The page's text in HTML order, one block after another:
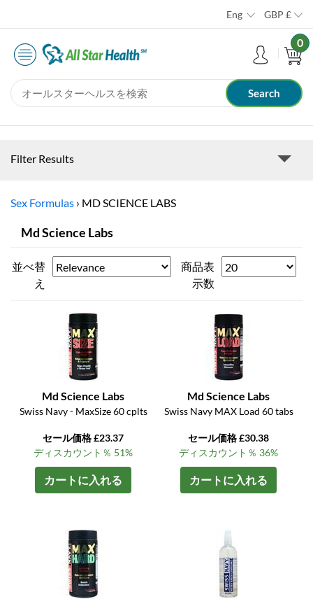
Eng GBP £
0
Filter Results
Sex Formulas › MD SCIENCE LABS
Md Science Labs
並べ替
え
商品表
示数
Md Science Labs
Swiss Navy - MaxSize 60 cplts
セール価格 £23.37
ディスカウント％ 51%
カートに入れる
Md Science Labs
Swiss Navy MAX Load 60 tabs
セール価格 £30.38
ディスカウント％ 36%
カートに入れる